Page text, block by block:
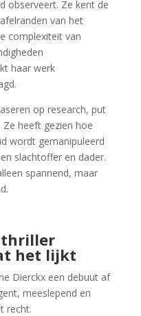
observeert. Ze kent de
van het
complexiteit van
haar werk
op research, put
Ze heeft gezien hoe
wordt gemanipuleerd
slachtoffer en dader.
spannend, maar
thriller
het lijkt
Dierckx een debuut af
meeslepend en
recht.